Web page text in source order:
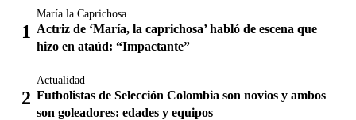
María la Caprichosa
Actriz de ‘María, la caprichosa’ habló de escena que
hizo en ataúd: “Impactante”
Actualidad
Futbolistas de Selección Colombia son novios y ambos
son goleadores: edades y equipos